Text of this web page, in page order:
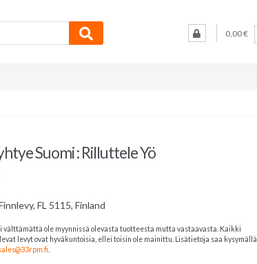
0,00 €
Suomi : Rilluttele Yö
FL 5115, Finland
välttämättä ole myynnissä olevasta tuotteesta mutta vastaavasta. Kaikki
levyt ovat hyväkuntoisia, ellei toisin ole mainittu. Lisätietoja saa kysymällä